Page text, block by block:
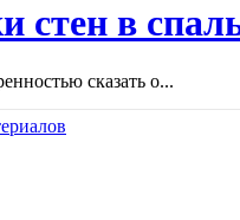
стен в
сказать о...